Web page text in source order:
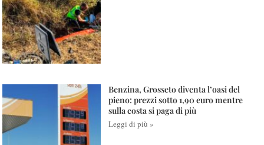
Benzina, Grosseto diventa l’oasi del
pieno: prezzi sotto 1,90 euro mentre
sulla costa si paga di più
Leggi di più »